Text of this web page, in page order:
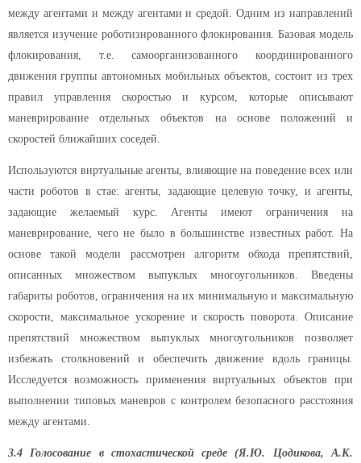
между агентами и между агентами и средой. Одним из направлений
является изучение роботизированного флокирования. Базовая модель
флокирования, т.е. самоорганизованного координированного
движения группы автономных мобильных объектов, состоит из трех
правил управления скоростью и курсом, которые описывают
маневрирование отдельных объектов на основе положений и
скоростей ближайших соседей.
Используются виртуальные агенты, влияющие на поведение всех или
части роботов в стае: агенты, задающие целевую точку, и агенты,
задающие желаемый курс. Агенты имеют ограничения на
маневрирование, чего не было в большинстве известных работ. На
основе такой модели рассмотрен алгоритм обхода препятствий,
описанных множеством выпуклых многоугольников. Введены
габариты роботов, ограничения на их минимальную и максимальную
скорости, максимальное ускорение и скорость поворота. Описание
препятствий множеством выпуклых многоугольников позволяет
избежать столкновений и обеспечить движение вдоль границы.
Исследуется возможность применения виртуальных объектов при
выполнении типовых маневров с контролем безопасного расстояния
между агентами.
3.4 Голосование в стохастической среде (Я.Ю. Цодикова, А.К.